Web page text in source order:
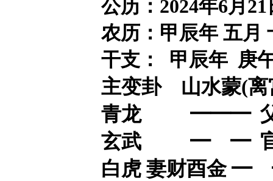
公历：2024年6月
农历：甲辰年 五月
干支： 甲辰年 庚
主变卦 山水蒙(离
青龙 ━━━ 父
玄武 ━ ━ 官
白虎 妻财酉金